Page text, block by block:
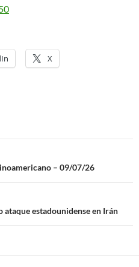
X
– 09/07/26
ataque estadounidense en Irán